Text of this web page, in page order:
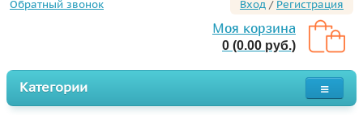
Обратный звонок Вход / Регистрация
Моя корзина
0 (0.00 руб.)
Категории